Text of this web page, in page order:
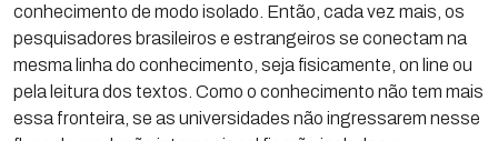
conhecimento de modo isolado. Então, cada vez mais, os
pesquisadores brasileiros e estrangeiros se conectam na
mesma linha do conhecimento, seja fisicamente, on line ou
pela leitura dos textos. Como o conhecimento não tem mais
essa fronteira, se as universidades não ingressarem nesse